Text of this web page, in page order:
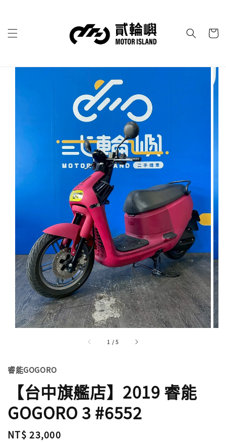
1 /5
睿能GOGORO
【台中旗艦店】2019 睿能
GOGORO 3 #6552
Regular
NT$ 23,000